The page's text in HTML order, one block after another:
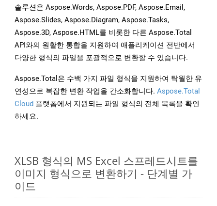
솔루션은 Aspose.Words, Aspose.PDF, Aspose.Email,
Aspose.Slides, Aspose.Diagram, Aspose.Tasks,
Aspose.3D, Aspose.HTML를 비롯한 다른 Aspose.Total
API와의 원활한 통합을 지원하여 애플리케이션 전반에서
다양한 형식의 파일을 포괄적으로 변환할 수 있습니다.
Aspose.Total은 수백 가지 파일 형식을 지원하여 탁월한 유
연성으로 복잡한 변환 작업을 간소화합니다. Aspose.Total
Cloud 플랫폼에서 지원되는 파일 형식의 전체 목록을 확인
하세요.
XLSB 형식의 MS Excel 스프레드시트를
이미지 형식으로 변환하기 - 단계별 가
이드